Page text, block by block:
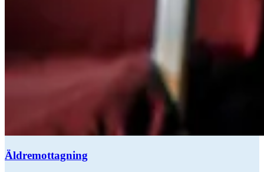
Äldremottagning